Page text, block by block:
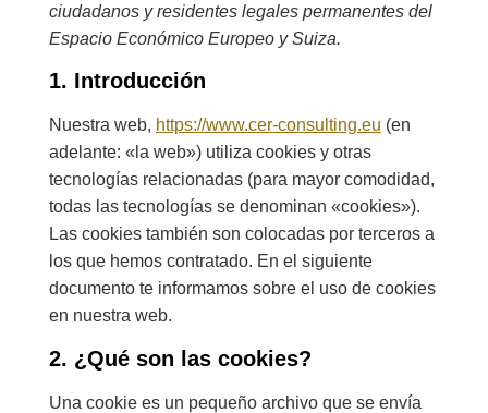
ciudadanos y residentes legales permanentes del
Espacio Económico Europeo y Suiza.
1. Introducción
Nuestra web, https://www.cer-consulting.eu (en
adelante: «la web») utiliza cookies y otras
tecnologías relacionadas (para mayor comodidad,
todas las tecnologías se denominan «cookies»).
Las cookies también son colocadas por terceros a
los que hemos contratado. En el siguiente
documento te informamos sobre el uso de cookies
en nuestra web.
2. ¿Qué son las cookies?
Una cookie es un pequeño archivo que se envía